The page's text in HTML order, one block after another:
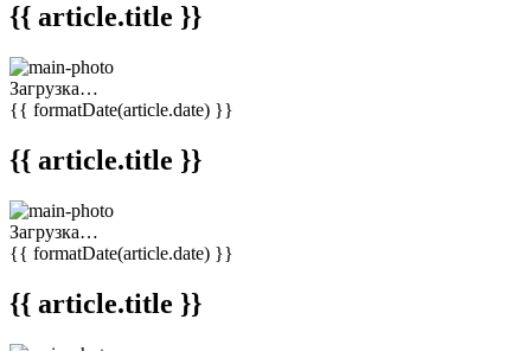
{{ article.title }}
Загрузка…
{{ formatDate(article.date) }}
{{ article.title }}
Загрузка…
{{ formatDate(article.date) }}
{{ article.title }}